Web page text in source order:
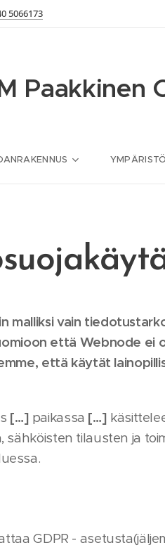
5066173
Paakkinen
malliksi vain
että Webnode ei
että käytät
[…] paikassa […]
tilausten ja
GDPR -